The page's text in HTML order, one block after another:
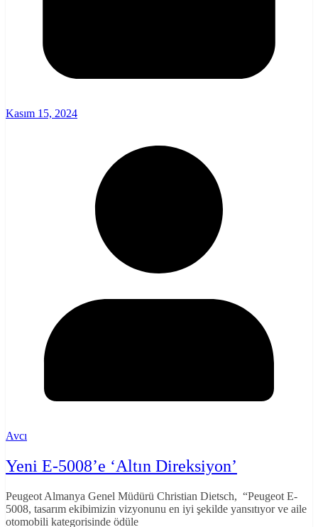
Kasım 15, 2024
Avcı
Yeni E-5008’e ‘Altın Direksiyon’
Peugeot Almanya Genel Müdürü Christian Dietsch, “Peugeot E-
5008, tasarım ekibimizin vizyonunu en iyi şekilde yansıtıyor ve aile
otomobili kategorisinde ödüle